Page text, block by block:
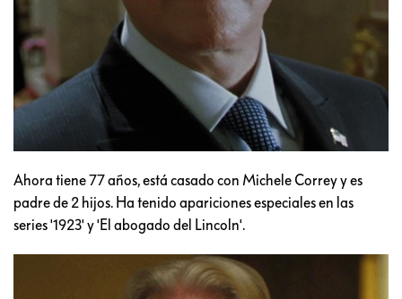
Ahora tiene 77 años, está casado con Michele Correy y es
padre de 2 hijos. Ha tenido apariciones especiales en las
series '1923' y 'El abogado del Lincoln'.